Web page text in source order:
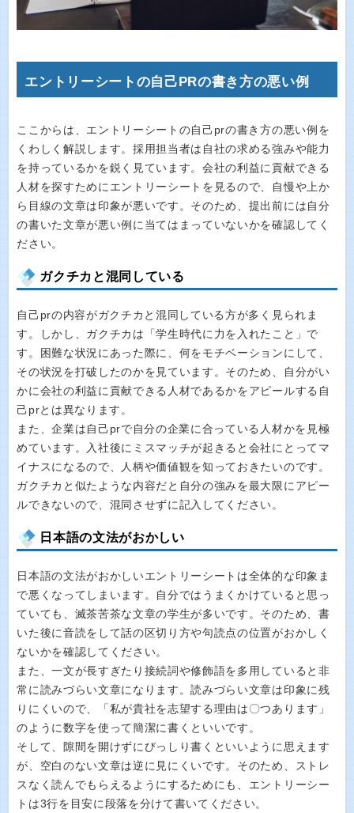
エントリーシートの自己PRの書き方の悪い例
ここからは、エントリーシートの自己prの書き方の悪い例を
くわしく解説します。採用担当者は自社の求める強みや能力
を持っているかを鋭く見ています。会社の利益に貢献できる
人材を探すためにエントリーシートを見るので、自慢や上か
ら目線の文章は印象が悪いです。そのため、提出前には自分
の書いた文章が悪い例に当てはまっていないかを確認してく
ださい。
ガクチカと混同している
自己prの内容がガクチカと混同している方が多く見られま
す。しかし、ガクチカは「学生時代に力を入れたこと」で
す。困難な状況にあった際に、何をモチベーションにして、
その状況を打破したのかを見ています。そのため、自分がい
かに会社の利益に貢献できる人材であるかをアピールする自
己prとは異なります。
また、企業は自己prで自分の企業に合っている人材かを見極
めています。入社後にミスマッチが起きると会社にとってマ
イナスになるので、人柄や価値観を知っておきたいのです。
ガクチカと似たような内容だと自分の強みを最大限にアピー
ルできないので、混同させずに記入してください。
日本語の文法がおかしい
日本語の文法がおかしいエントリーシートは全体的な印象ま
で悪くなってしまいます。自分ではうまくかけていると思っ
ていても、滅茶苦茶な文章の学生が多いです。そのため、書
いた後に音読をして話の区切り方や句読点の位置がおかしく
ないかを確認してください。
また、一文が長すぎたり接続詞や修飾語を多用していると非
常に読みづらい文章になります。読みづらい文章は印象に残
りにくいので、「私が貴社を志望する理由は〇つあります」
のように数字を使って簡潔に書くといいです。
そして、隙間を開けずにびっしり書くといいように思えます
が、空白のない文章は逆に見にくいです。そのため、ストレ
スなく読んでもらえるようにするためにも、エントリーシー
トは3行を目安に段落を分けて書いてください。